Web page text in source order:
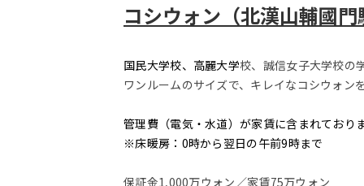
コシウォン（北漢山輔國
国民大学校、高麗大学校、誠信女子大学校の
ワンルームのサイズで、キレイなコシウォン
管理費（電気・水道）が家賃に含まれており
※床暖房：0時から翌日の午前9時まで
保証金1,000万ウォン／家賃75万ウォン